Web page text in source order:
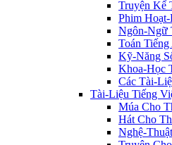
Truyện Kể
Phim
Ngôn-Ngữ
Toán Tiếng
Kỹ-Năng
Khoa-Học
Các Tài-
Tài-Liệu Tiếng
Múa Cho
Hát Cho
Nghệ-